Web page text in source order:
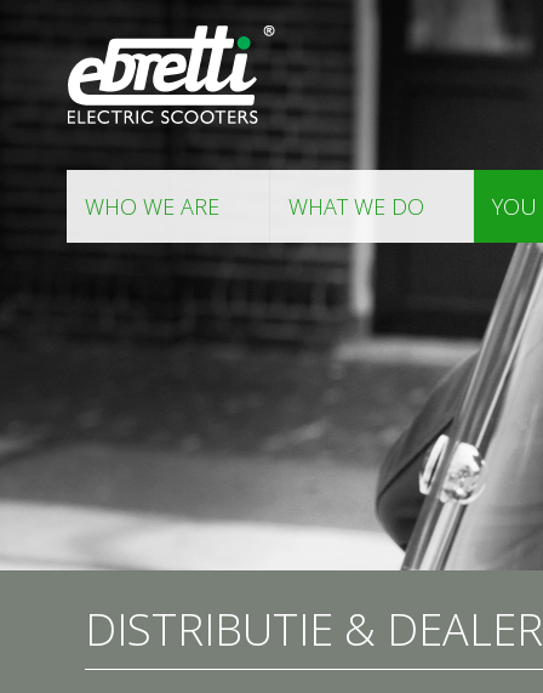
WHO WE ARE WHAT WE DO
DISTRIBUTIE &